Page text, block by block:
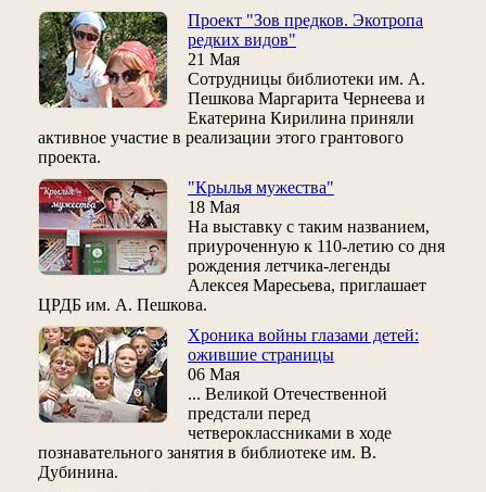
Проект "Зов предков. Экотропа
редких видов"
21 Мая
Сотрудницы библиотеки им. А.
Пешкова Маргарита Чернеева и
Екатерина Кирилина приняли
активное участие в реализации этого грантового
проекта.
"Крылья мужества"
18 Мая
На выставку с таким названием,
приуроченную к 110-летию со дня
рождения летчика-легенды
Алексея Маресьева, приглашает
ЦРДБ им. А. Пешкова.
Хроника войны глазами детей:
ожившие страницы
06 Мая
... Великой Отечественной
предстали перед
четвероклассниками в ходе
познавательного занятия в библиотеке им. В.
Дубинина.